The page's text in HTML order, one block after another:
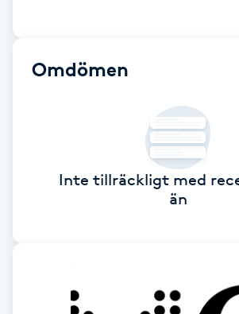
Blowout
Brynplockning
Bröllopsuppsättning
Omdömen
Inte tillräckligt med
än